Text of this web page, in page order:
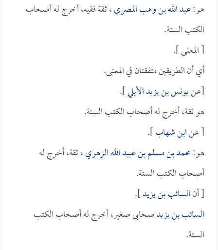
هو:عبد الله بن وهب المصري، ثقة فقيه، أخرج له أصحاب
الكتب الستة.
[ المعنى ].
أي أن الطريقين متفقتان في المعنى.
[عنيونس بن يزيد الأيلي].
هو ثقة، أخرج له أصحاب الكتب الستة.
[ عنابن شهاب].
هو:محمد بن مسلم بن عبيد الله الزهري، ثقة، أخرج له
أصحاب الكتب الستة.
[ أنالسائب بن يزيد].
السائب بن يزيدصحابي صغير، أخرج له أصحاب الكتب
الستة.